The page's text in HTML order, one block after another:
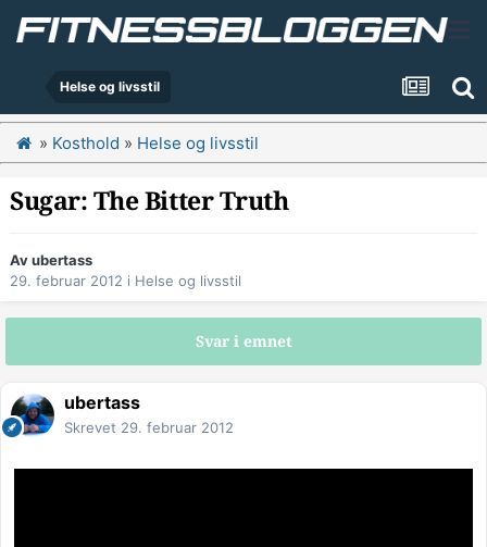
Helse og livsstil
» Kosthold » Helse og livsstil
Sugar: The Bitter Truth
Avubertass
29. februar 2012 i Helse og livsstil
Svar i emnet
ubertass
Skrevet 29. februar 2012